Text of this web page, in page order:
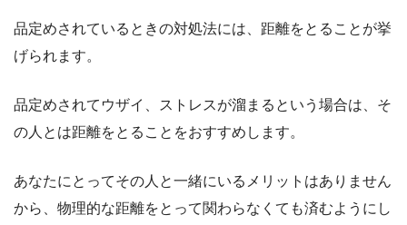
品定めされているときの対処法には、距離をとることが挙
げられます。
品定めされてウザイ、ストレスが溜まるという場合は、そ
の人とは距離をとることをおすすめします。
あなたにとってその人と一緒にいるメリットはありません
から、物理的な距離をとって関わらなくても済むようにし